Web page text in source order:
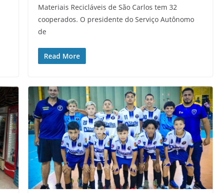
Materiais Recicláveis de São Carlos tem 32
cooperados. O presidente do Serviço Autônomo
de
Read More